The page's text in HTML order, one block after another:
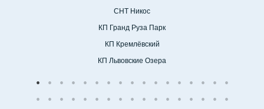
СНТ Никос
КП Гранд Руза Парк
КП Кремлёвский
КП Львовские Озера